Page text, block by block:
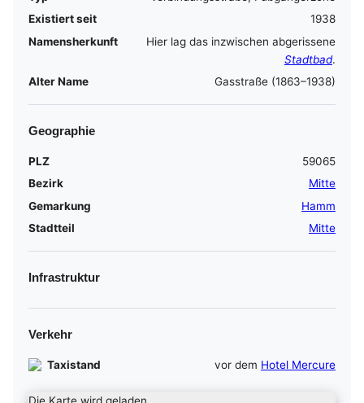
Existiert seit
1938
Namensherkunft
Hier lag das inzwischen abgerissene
Stadtbad.
Alter Name
Gasstraße (1863–1938)
Geographie
PLZ
59065
Bezirk
Mitte
Gemarkung
Hamm
Stadtteil
Mitte
Infrastruktur
Verkehr
Taxistand vor dem Hotel Mercure